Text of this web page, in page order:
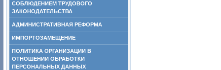
СОБЛЮДЕНИЕМ ТРУДОВОГО
ЗАКОНОДАТЕЛЬСТВА
АДМИНИСТРАТИВНАЯ РЕФОРМА
ИМПОРТОЗАМЕЩЕНИЕ
ПОЛИТИКА ОРГАНИЗАЦИИ В
ОТНОШЕНИИ ОБРАБОТКИ
ПЕРСОНАЛЬНЫХ ДАННЫХ